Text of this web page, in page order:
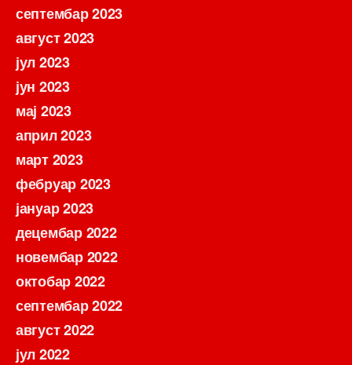
септембар 2023
август 2023
јул 2023
јун 2023
мај 2023
април 2023
март 2023
фебруар 2023
јануар 2023
децембар 2022
новембар 2022
октобар 2022
септембар 2022
август 2022
јул 2022